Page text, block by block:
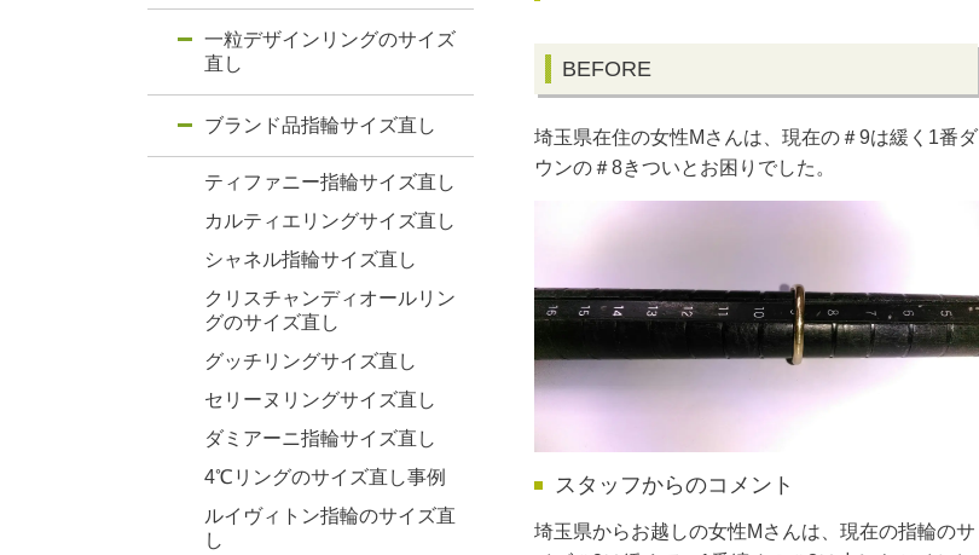
BEFORE
埼玉県在住の女性Mさんは、現在の＃9は緩く1番ダ
ウンの＃8きついとお困りでした。
スタッフからのコメント
埼玉県からお越しの女性Mさんは、現在の指輪のサ
一粒デザインリングのサイズ
直し
ブランド品指輪サイズ直し
ティファニー指輪サイズ直し
カルティエリングサイズ直し
シャネル指輪サイズ直し
クリスチャンディオールリン
グのサイズ直し
グッチリングサイズ直し
セリーヌリングサイズ直し
ダミアーニ指輪サイズ直し
4℃リングのサイズ直し事例
ルイヴィトン指輪のサイズ直
し